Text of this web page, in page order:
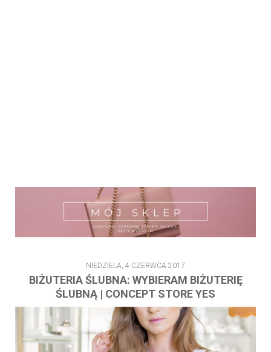
NIEDZIELA, 4 CZERWCA 2017
BIŻUTERIA ŚLUBNA: WYBIERAM BIŻUTERIĘ
ŚLUBNĄ | CONCEPT STORE YES